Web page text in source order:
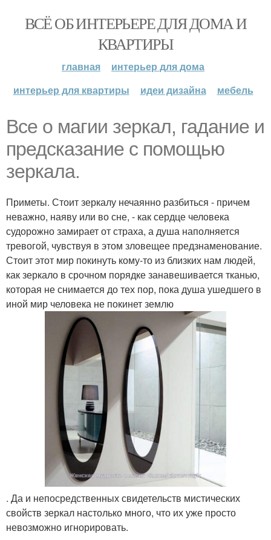
ВСЁ ОБ ИНТЕРЬЕРЕ ДЛЯ ДОМА И
КВАРТИРЫ
главная
интерьер для дома
интерьер для квартиры
идеи дизайна мебель
Все о магии зеркал, гадание и
предсказание с помощью
зеркала.
Приметы. Стоит зеркалу нечаянно разбиться - причем
неважно, наяву или во сне, - как сердце человека
судорожно замирает от страха, а душа наполняется
тревогой, чувствуя в этом зловещее предзнаменование.
Стоит этот мир покинуть кому-то из близких нам людей,
как зеркало в срочном порядке занавешивается тканью,
которая не снимается до тех пор, пока душа ушедшего в
иной мир человека не покинет землю
. Да и непосредственных свидетельств мистических
свойств зеркал настолько много, что их уже просто
невозможно игнорировать.